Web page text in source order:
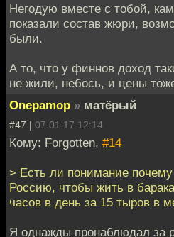
Негодую вместе с тобой,
показали состав жюри,
были.
А то, что у финнов доход
не жили, небось, и цены
Onepamop » матёрый
#47 | 07.01.17 12:14
Кому: Forgotten, #14
> Есть ли понимание
Россию, чтобы жить в
часов в день за 15 тыров в
Я однажды пронаблюдал за